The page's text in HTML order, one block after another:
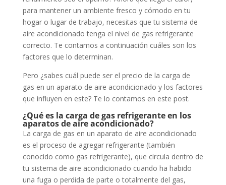
para mantener un ambiente fresco y cómodo en tu
hogar o lugar de trabajo, necesitas que tu sistema de
aire acondicionado tenga el nivel de gas refrigerante
correcto. Te contamos a continuación cuáles son los
factores que lo determinan.
Pero ¿sabes cuál puede ser el precio de la carga de
gas en un aparato de aire acondicionado y los factores
que influyen en este? Te lo contamos en este post.
¿Qué es la carga de gas refrigerante en los
aparatos de aire acondicionado?
La carga de gas en un aparato de aire acondicionado
es el proceso de agregar refrigerante (también
conocido como gas refrigerante), que circula dentro de
tu sistema de aire acondicionado cuando ha habido
una fuga o perdida de parte o totalmente del gas,